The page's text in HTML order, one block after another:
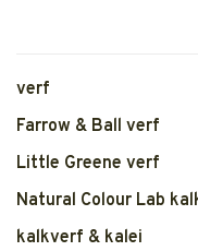
verf
Farrow & Ball verf
Little Greene verf
Natural Colour Lab
kalkverf & kalei